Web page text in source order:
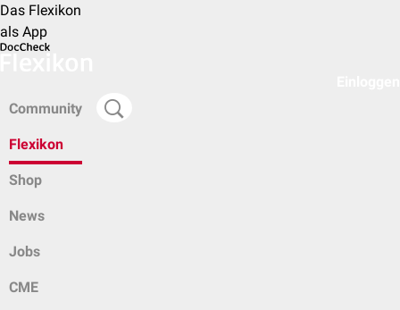
Das Flexikon
als App
Community
Flexikon
Shop
News
Jobs
CME